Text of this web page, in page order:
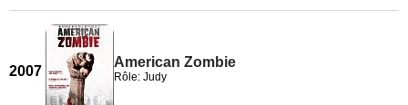
2007
American Zombie
Rôle: Judy